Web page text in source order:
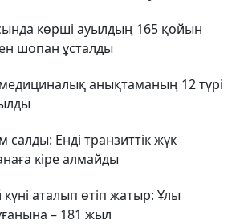
көрші ауылдың 165 қойын
шопан ұсталды
анықтаманың 12 түрі
салды: Енді транзиттік жүк
кіре алмайды
күні аталып өтіп жатыр: Ұлы
– 181 жыл